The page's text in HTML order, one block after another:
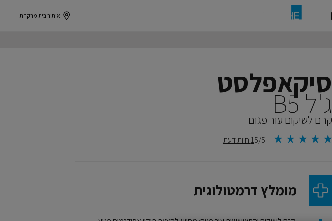
איתור בית מרקחת
סיקאפלסט
ג'ל B5
קרם לשיקום עור פגום
5/51 חוות דעת
מומלץ דרמטולוגית